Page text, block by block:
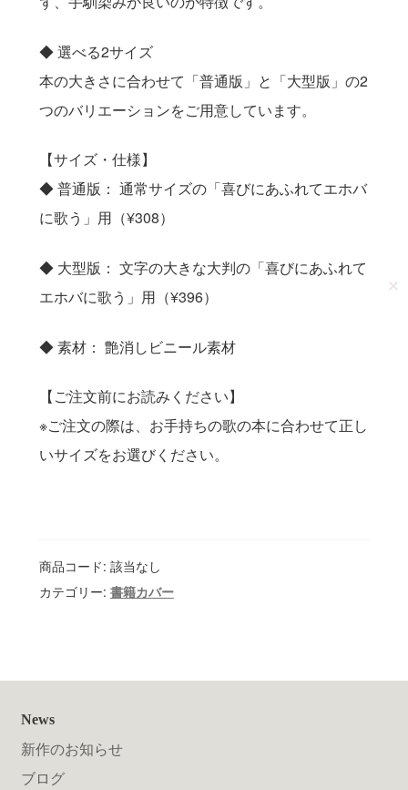
◆ 選べる2サイズ
本の大きさに合わせて「普通版」と「大型版」の2
つのバリエーションをご用意しています。
【サイズ・仕様】
◆ 普通版： 通常サイズの「喜びにあふれてエホバ
に歌う」用（¥308）
◆ 大型版： 文字の大きな大判の「喜びにあふれて
エホバに歌う」用（¥396）
◆ 素材： 艶消しビニール素材
【ご注文前にお読みください】
※ご注文の際は、お手持ちの歌の本に合わせて正し
いサイズをお選びください。
商品コード: 該当なし
カテゴリー: 書籍カバー
News
新作のお知らせ
ブログ